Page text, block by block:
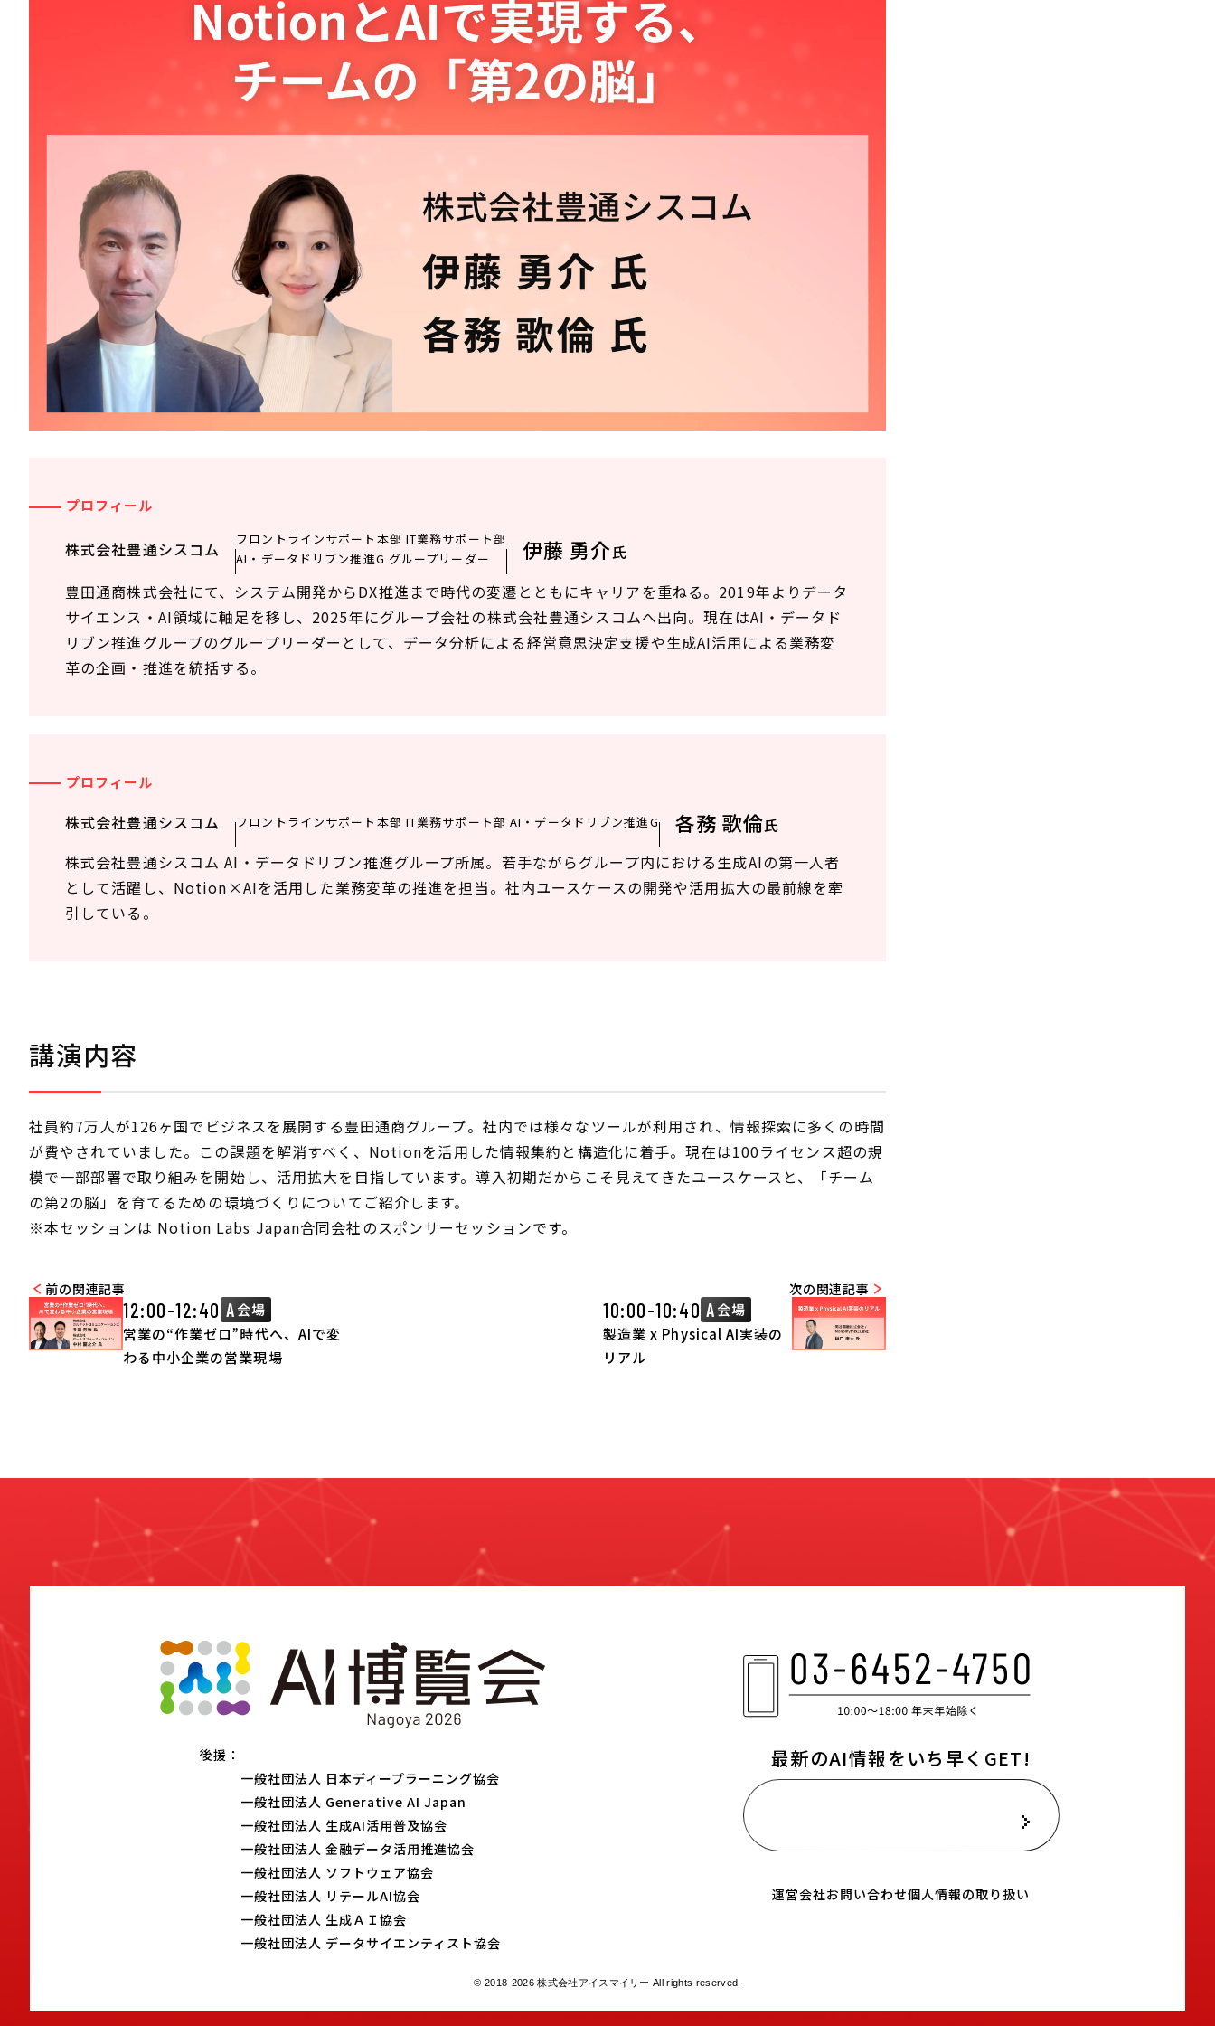
プロフィール
株式会社豊通シスコム
フロントラインサポート本部 IT業務サポート部
AI・データドリブン推進G グループリーダー
伊藤 勇介氏
豊田通商株式会社にて、システム開発からDX推進まで時代の変遷とともにキャリアを重ねる。2019年よりデータ
サイエンス・AI領域に軸足を移し、2025年にグループ会社の株式会社豊通シスコムへ出向。現在はAI・データド
リブン推進グループのグループリーダーとして、データ分析による経営意思決定支援や生成AI活用による業務変
革の企画・推進を統括する。
プロフィール
株式会社豊通シスコム フロントラインサポート本部 IT業務サポート部 AI・データドリブン推進G 各務 歌倫氏
株式会社豊通シスコム AI・データドリブン推進グループ所属。若手ながらグループ内における生成AIの第一人者
として活躍し、Notion×AIを活用した業務変革の推進を担当。社内ユースケースの開発や活用拡大の最前線を牽
引している。
講演内容
社員約7万人が126ヶ国でビジネスを展開する豊田通商グループ。社内では様々なツールが利用され、情報探索に多くの時間
が費やされていました。この課題を解消すべく、Notionを活用した情報集約と構造化に着手。現在は100ライセンス超の規
模で一部部署で取り組みを開始し、活用拡大を目指しています。導入初期だからこそ見えてきたユースケースと、「チーム
の第2の脳」を育てるための環境づくりについてご紹介します。
※本セッションは Notion Labs Japan合同会社のスポンサーセッションです。
12:00-12:40 A会場
営業の“作業ゼロ”時代へ、AIで変
わる中小企業の営業現場
前の関連記事
10:00-10:40 A会場
製造業 x Physical AI実装の
リアル
次の関連記事
後援：
一般社団法人 日本ディープラーニング協会
一般社団法人 Generative AI Japan
一般社団法人 生成AI活用普及協会
一般社団法人 金融データ活用推進協会
一般社団法人 ソフトウェア協会
一般社団法人 リテールAI協会
一般社団法人 生成ＡＩ協会
一般社団法人 データサイエンティスト協会
最新のAI情報をいち早くGET!
運営会社お問い合わせ個人情報の取り扱い
© 2018-2026 株式会社アイスマイリー All rights reserved.